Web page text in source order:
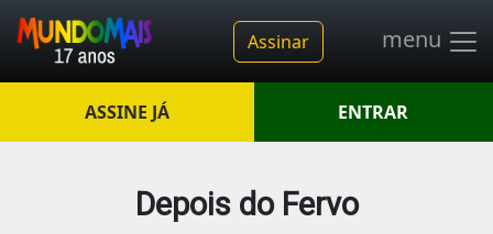
Assinar menu
ASSINE JÁ ENTRAR
Depois do Fervo